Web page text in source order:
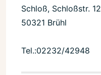
Schloß, Schloßstr. 12
50321 Brühl
Tel.:02232/42948